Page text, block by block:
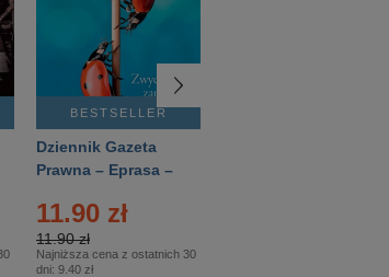
BESTSELLER
Dziennik Gazeta
Prawna – Eprasa –
11.90 zł
11.90 zł
Najniższa cena z ostatnich 30
dni: 9.40 zł